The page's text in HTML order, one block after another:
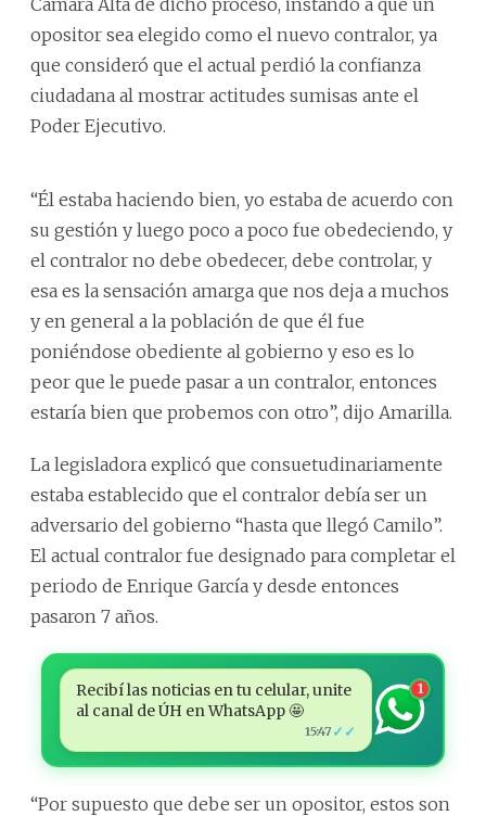
opositor sea elegido como el nuevo contralor, ya
que consideró que el actual perdió la confianza
ciudadana al mostrar actitudes sumisas ante el
Poder Ejecutivo.
“Él estaba haciendo bien, yo estaba de acuerdo con
su gestión y luego poco a poco fue obedeciendo, y
el contralor no debe obedecer, debe controlar, y
esa es la sensación amarga que nos deja a muchos
y en general a la población de que él fue
poniéndose obediente al gobierno y eso es lo
peor que le puede pasar a un contralor, entonces
estaría bien que probemos con otro”, dijo Amarilla.
La legisladora explicó que consuetudinariamente
estaba establecido que el contralor debía ser un
adversario del gobierno “hasta que llegó Camilo”.
El actual contralor fue designado para completar el
periodo de Enrique García y desde entonces
pasaron 7 años.
Recibí las noticias en tu celular, unite
al canal de ÚH en WhatsApp 🤩
15:47 ✓✓
1
“Por supuesto que debe ser un opositor, estos son